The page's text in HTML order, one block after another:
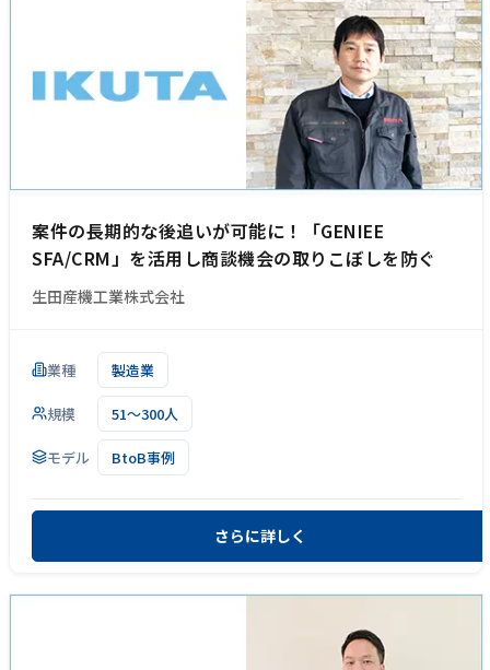
案件の長期的な後追いが可能に！「GENIEE
SFA/CRM」を活用し商談機会の取りこぼしを防ぐ
生田産機工業株式会社
業種 製造業
規模 51～300人
モデル BtoB事例
さらに詳しく